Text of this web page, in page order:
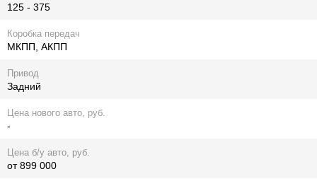
125 - 375
Коробка передач
МКПП, АКПП
Привод
Задний
Цена нового авто, руб.
-
Цена б/у авто, руб.
от 899 000